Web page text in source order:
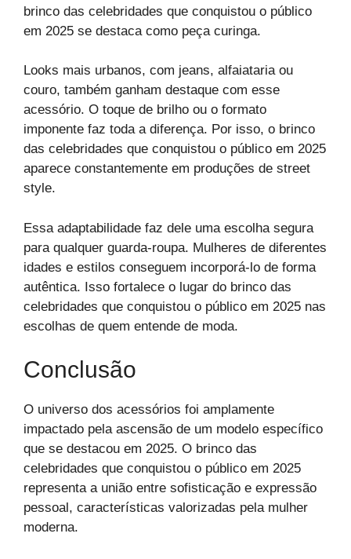
brinco das celebridades que conquistou o público
em 2025 se destaca como peça curinga.
Looks mais urbanos, com jeans, alfaiataria ou
couro, também ganham destaque com esse
acessório. O toque de brilho ou o formato
imponente faz toda a diferença. Por isso, o brinco
das celebridades que conquistou o público em 2025
aparece constantemente em produções de street
style.
Essa adaptabilidade faz dele uma escolha segura
para qualquer guarda-roupa. Mulheres de diferentes
idades e estilos conseguem incorporá-lo de forma
autêntica. Isso fortalece o lugar do brinco das
celebridades que conquistou o público em 2025 nas
escolhas de quem entende de moda.
Conclusão
O universo dos acessórios foi amplamente
impactado pela ascensão de um modelo específico
que se destacou em 2025. O brinco das
celebridades que conquistou o público em 2025
representa a união entre sofisticação e expressão
pessoal, características valorizadas pela mulher
moderna.